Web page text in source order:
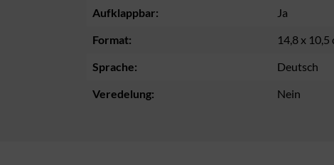
Aufklappbar:
Ja
Format:
14,8 x 10,5
Sprache:
Deutsch
Veredelung:
Nein